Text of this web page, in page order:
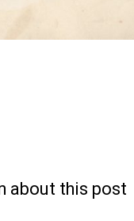
about this post